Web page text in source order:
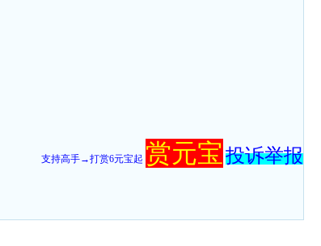
支持高手→打赏6元宝起 赏元宝 投诉举报